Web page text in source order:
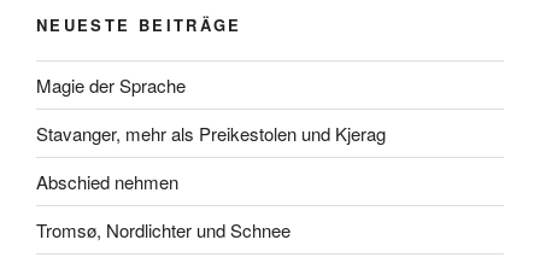
NEUESTE BEITRÄGE
Magie der Sprache
Stavanger, mehr als Preikestolen und Kjerag
Abschied nehmen
Tromsø, Nordlichter und Schnee